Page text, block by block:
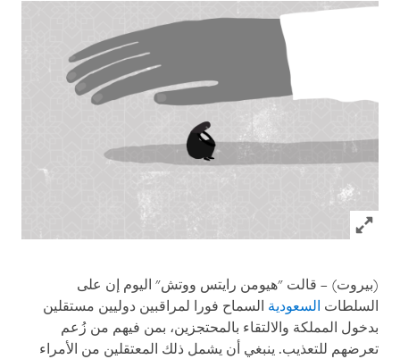
Click to expand Image
(بيروت) – قالت "هيومن رايتس ووتش" اليوم إن على
السلطات السعودية السماح فورا لمراقبين دوليين مستقلين
بدخول المملكة والالتقاء بالمحتجزين، بمن فيهم من زُعم
تعرضهم للتعذيب. ينبغي أن يشمل ذلك المعتقلين من الأمراء